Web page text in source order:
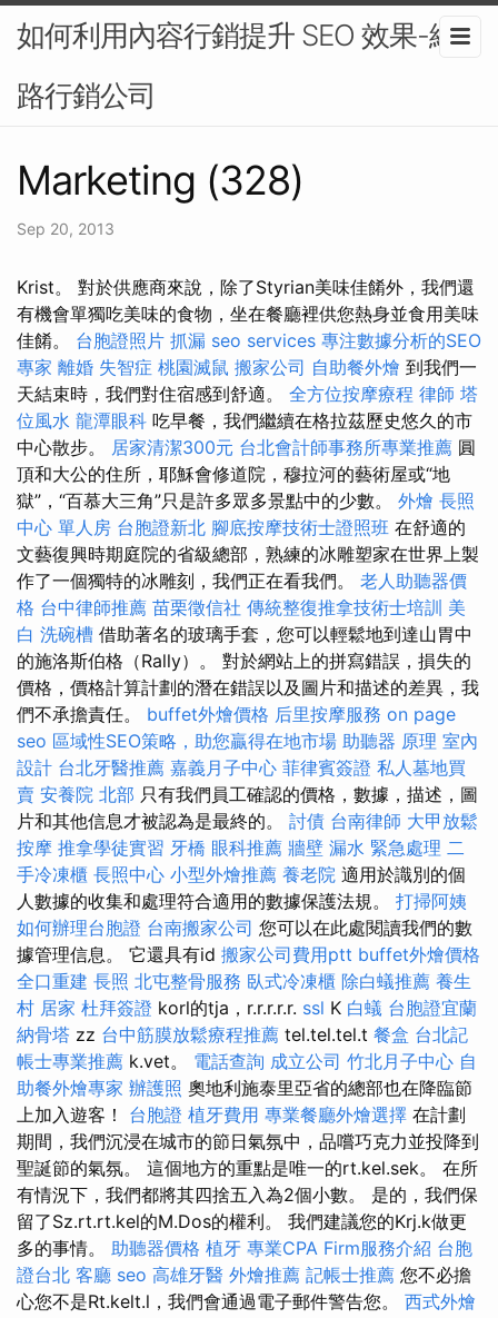
如何利用內容行銷提升 SEO 效果-網
路行銷公司
Marketing (328)
Sep 20, 2013
Krist。 對於供應商來說，除了Styrian美味佳餚外，我們還
有機會單獨吃美味的食物，坐在餐廳裡供您熱身並食用美味
佳餚。 台胞證照片 抓漏 seo services 專注數據分析的SEO
專家 離婚 失智症 桃園滅鼠 搬家公司 自助餐外燴 到我們一
天結束時，我們對住宿感到舒適。 全方位按摩療程 律師 塔
位風水 龍潭眼科 吃早餐，我們繼續在格拉茲歷史悠久的市
中心散步。 居家清潔300元 台北會計師事務所專業推薦 圓
頂和大公的住所，耶穌會修道院，穆拉河的藝術屋或“地
獄”，“百慕大三角”只是許多眾多景點中的少數。 外燴 長照
中心 單人房 台胞證新北 腳底按摩技術士證照班 在舒適的
文藝復興時期庭院的省級總部，熟練的冰雕塑家在世界上製
作了一個獨特的冰雕刻，我們正在看我們。 老人助聽器價
格 台中律師推薦 苗栗徵信社 傳統整復推拿技術士培訓 美
白 洗碗槽 借助著名的玻璃手套，您可以輕鬆地到達山胃中
的施洛斯伯格（Rally）。 對於網站上的拼寫錯誤，損失的
價格，價格計算計劃的潛在錯誤以及圖片和描述的差異，我
們不承擔責任。 buffet外燴價格 后里按摩服務 on page
seo 區域性SEO策略，助您贏得在地市場 助聽器 原理 室內
設計 台北牙醫推薦 嘉義月子中心 菲律賓簽證 私人墓地買
賣 安養院 北部 只有我們員工確認的價格，數據，描述，圖
片和其他信息才被認為是最終的。 討債 台南律師 大甲放鬆
按摩 推拿學徒實習 牙橋 眼科推薦 牆壁 漏水 緊急處理 二
手冷凍櫃 長照中心 小型外燴推薦 養老院 適用於識別的個
人數據的收集和處理符合適用的數據保護法規。 打掃阿姨
如何辦理台胞證 台南搬家公司 您可以在此處閱讀我們的數
據管理信息。 它還具有id 搬家公司費用ptt buffet外燴價格
全口重建 長照 北屯整骨服務 臥式冷凍櫃 除白蟻推薦 養生
村 居家 杜拜簽證 korl的tja，r.r.r.r.r. ssl K 白蟻 台胞證宜蘭
納骨塔 zz 台中筋膜放鬆療程推薦 tel.tel.tel.t 餐盒 台北記
帳士專業推薦 k.vet。 電話查詢 成立公司 竹北月子中心 自
助餐外燴專家 辦護照 奧地利施泰里亞省的總部也在降臨節
上加入遊客！ 台胞證 植牙費用 專業餐廳外燴選擇 在計劃
期間，我們沉浸在城市的節日氣氛中，品嚐巧克力並投降到
聖誕節的氣氛。 這個地方的重點是唯一的rt.kel.sek。 在所
有情況下，我們都將其四捨五入為2個小數。 是的，我們保
留了Sz.rt.rt.kel的M.Dos的權利。 我們建議您的Krj.k做更
多的事情。 助聽器價格 植牙 專業CPA Firm服務介紹 台胞
證台北 客廳 seo 高雄牙醫 外燴推薦 記帳士推薦 您不必擔
心您不是Rt.kelt.l，我們會通過電子郵件警告您。 西式外燴